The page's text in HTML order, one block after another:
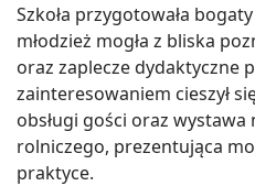
Szkoła przygotowała
młodzież mogła z bliska
oraz zaplecze dydaktyczne
zainteresowaniem cieszył
obsługi gości oraz
rolniczego, prezentująca
praktyce.